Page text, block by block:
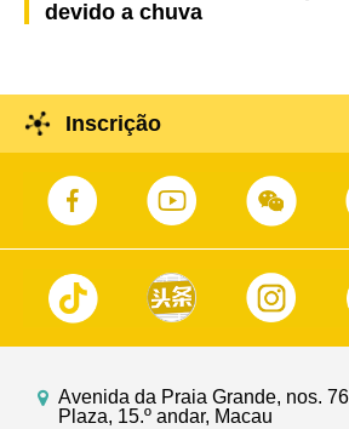
devido a chuva
Inscrição
Avenida da Praia Grande, nos.
Plaza, 15.º andar, Macau